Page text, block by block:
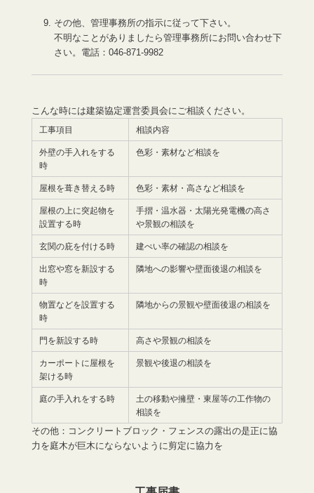
その他、管理事務所の指示に従って下さい。
不明なことがありましたら管理事務所にお問い合わせ下
さい。電話：046-871-9982
こんな時には建築協定運営委員会にご相談ください。
工事項目 相談内容
外壁の手入れをする
時
色彩・素材など相談を
屋根を葺き替える時 色彩・素材・高さなど相談を
屋根の上に突起物を
設置する時
手摺・温水器・太陽光発電機の高さ
や景観の相談を
玄関の庇を付ける時 建ぺい率の確認の相談を
出窓や窓を新設する
時
隣地への影響や壁面後退の相談を
物置などを設置する
時
隣地からの景観や壁面後退の相談を
門を新設する時 高さや景観の相談を
カーポートに屋根を
架ける時
景観や後退の相談を
庭の手入れをする時
土の移動や擁壁・東屋等の工作物の
相談を
その他：コンクリートブロック・フェンスの露出の是正に協
力を庭木が巨木にならないように剪定に協力を